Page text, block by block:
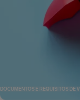
DOCUMENTOS E REQUISITOS DE